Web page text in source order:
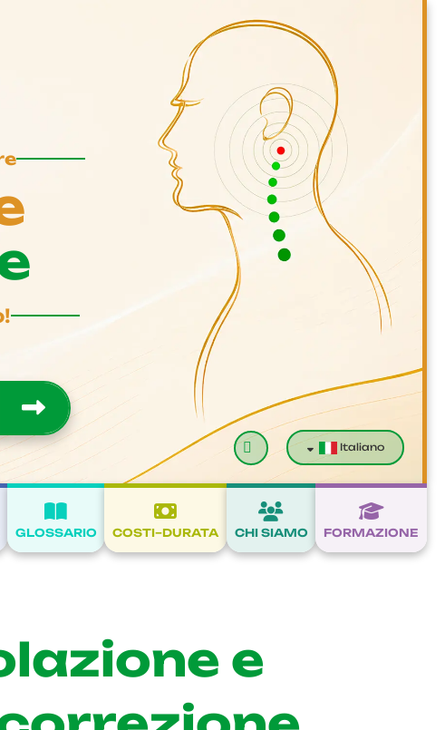
Cerca Italiano
GLOSSARIO COSTI–DURATA CHI SIAMO FORMAZIONE
e